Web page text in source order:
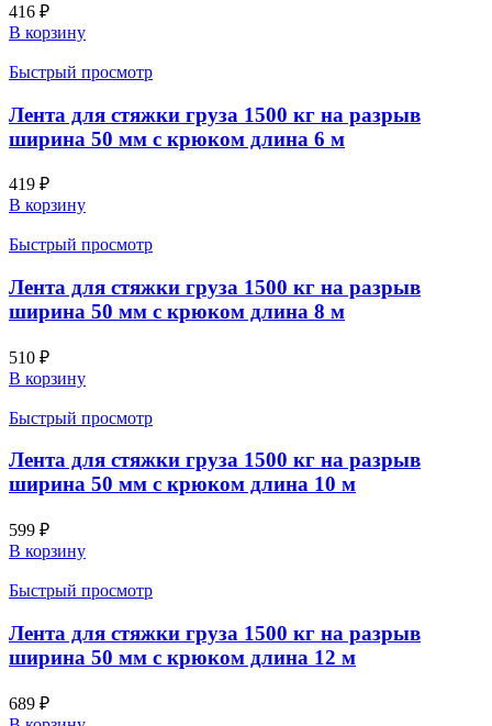
416 ₽
В корзину
Быстрый просмотр
Лента для стяжки груза 1500 кг на разрыв
ширина 50 мм с крюком длина 6 м
419 ₽
В корзину
Быстрый просмотр
Лента для стяжки груза 1500 кг на разрыв
ширина 50 мм с крюком длина 8 м
510 ₽
В корзину
Быстрый просмотр
Лента для стяжки груза 1500 кг на разрыв
ширина 50 мм с крюком длина 10 м
599 ₽
В корзину
Быстрый просмотр
Лента для стяжки груза 1500 кг на разрыв
ширина 50 мм с крюком длина 12 м
689 ₽